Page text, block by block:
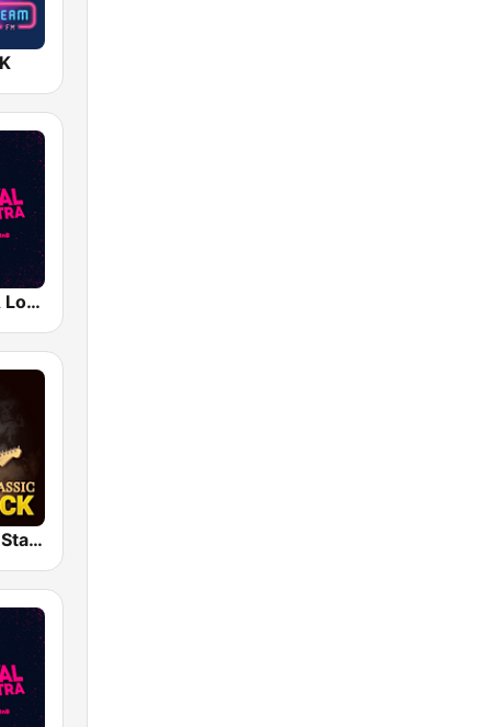
Capital XTRA London
Classic Rock Station